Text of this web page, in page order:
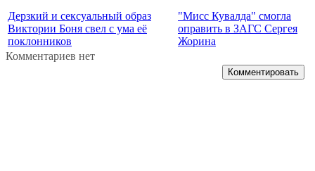
Дерзкий и сексуальный образ
Виктории Боня свел с ума её
поклонников
"Мисс Кувалда" смогла
оправить в ЗАГС Сергея
Жорина
Комментариев нет
Комментировать